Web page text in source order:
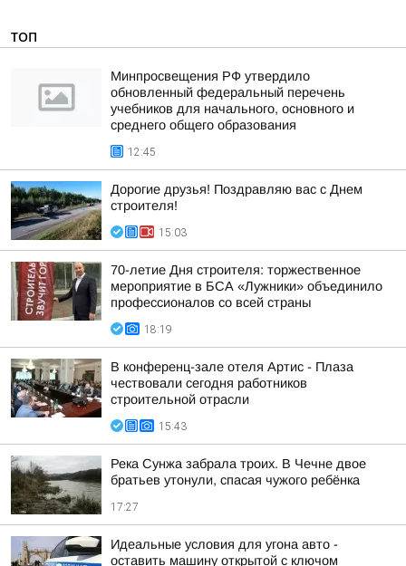
ТОП
Минпросвещения РФ утвердило
обновленный федеральный перечень
учебников для начального, основного и
среднего общего образования
12:45
Дорогие друзья! Поздравляю вас с Днем
строителя!
15:03
70-летие Дня строителя: торжественное
мероприятие в БСА «Лужники» объединило
профессионалов со всей страны
18:19
В конференц-зале отеля Артис - Плаза
чествовали сегодня работников
строительной отрасли
15:43
Река Сунжа забрала троих. В Чечне двое
братьев утонули, спасая чужого ребёнка
17:27
Идеальные условия для угона авто -
оставить машину открытой с ключом